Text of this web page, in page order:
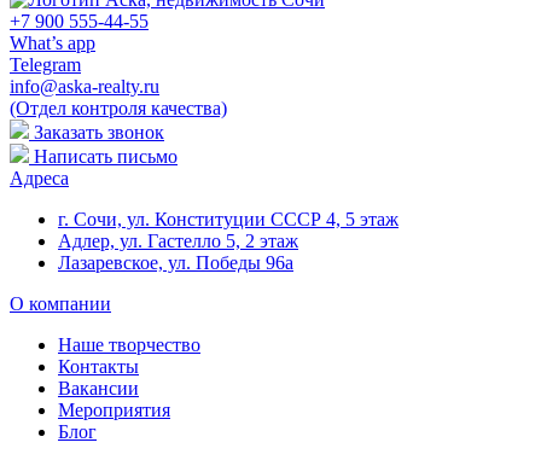
+7 900 555-44-55
What’s app
Telegram
info@aska-realty.ru
(Отдел контроля качества)
Заказать звонок
Написать письмо
Адреса
г. Сочи, ул. Конституции СССР 4, 5 этаж
Адлер, ул. Гастелло 5, 2 этаж
Лазаревское, ул. Победы 96а
О компании
Наше творчество
Контакты
Вакансии
Мероприятия
Блог